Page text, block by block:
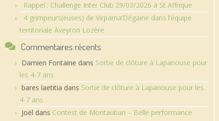
Rappel : Challenge Inter Club 29/03/2026 à St Affrique
4 grimpeurs(euses) de Virpama’Dégaine dans l’équipe
territoriale Aveyron Lozère
Commentaires récents
Damien Fontaine dans Sortie de clôture à Lapanouse pour
les 4-7 ans
bares laetitia dans Sortie de clôture à Lapanouse pour les
4-7 ans
Joël dans Contest de Montauban – Belle performance